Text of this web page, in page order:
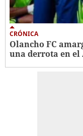
CRÓNICA
Olancho FC
una derrota en